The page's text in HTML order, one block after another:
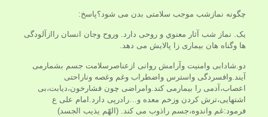
چگونه نمازشب موجب سلامتی بدن می شود؟پاسخ:
یک. نماز شب آثار معنوي و روحی دارد. وروح وجان انسان راازآلودگی
ها وگناه هان بیماری زا پالایش می دهد.
دو.شادابی وامنیت وآرامش روانی ازعناصرسلامت جسم بشمارمی
آیند.وافسردگی واسترس واضطراب وغم وغصه وناراحتی
اعصاب،آدمی را بیمارمی کند.وامراضی چون فشارخون،دیابت،بی
اشتهایی،ترش کردن وزخم معده و…رادرپی دارد.امام علی ع
فرمود:غم واندوه،جسم راذوب می کند. (الهّم یذیب الجسد)